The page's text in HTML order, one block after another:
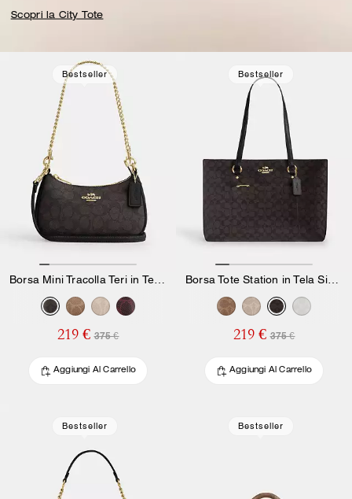
Scopri la City Tote
Bestseller
219 € 375 €
Aggiungi Al Carrello
Bestseller
Borsa Tote Station in Tela Signature
219 € 375 €
Aggiungi Al Carrello
Bestseller Bestseller